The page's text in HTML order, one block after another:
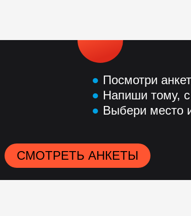
● Посмотри
● Напиши тому,
● Выбери место
СМОТРЕТЬ АНКЕТЫ